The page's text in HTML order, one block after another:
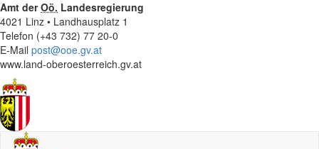
Amt derOö. Landesregierung
4021 Linz • Landhausplatz 1
Telefon (+43 732) 77 20-0
E-Mail post@ooe.gv.at
www.land-oberoesterreich.gv.at